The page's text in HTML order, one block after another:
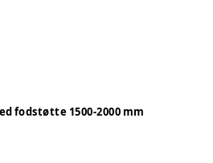
fodstøtte 1500-2000 mm